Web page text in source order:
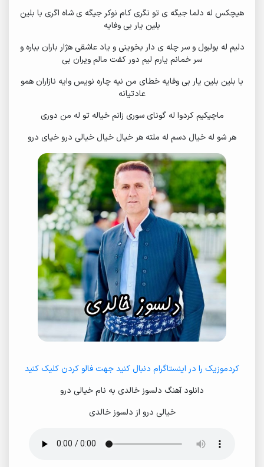
هیچکس له دلما جیگه ی تو نگری کام نوکر جیگه ی شاه اگری با بلین
بلین یار بی وفایه
دلیم له بولبول و سر چله ی دار بخوینی و یاد عاشقی هژار باران بباره و
سر خمانم یارم لیم دور کفت مالم ویران بی
با بلین بلین یار بی وفایه خطای من نیه چاره نویس وایه نازاران همو
عادتیانه
ماچیکیم کردوا له گونای سوری زانم خیاله تو له من دوری
هر شو له خیال دسم له ملته هر خیال خیال خیالی درو خیای درو
کردموزیک را در اینستاگرام دنبال کنید جهت فالو کردن کلیک کنید
دانلود آهنگ دلسوز خالدی به نام خیالی درو
خیالی درو از دلسوز خالدی